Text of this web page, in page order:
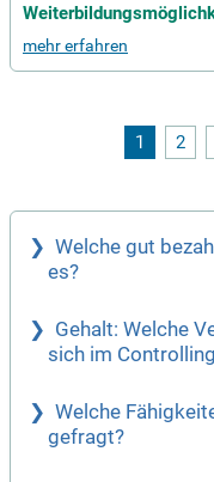
mehr erfahren
1 2
Welche gut
es?
Gehalt: Welche
sich im
Welche
gefragt?